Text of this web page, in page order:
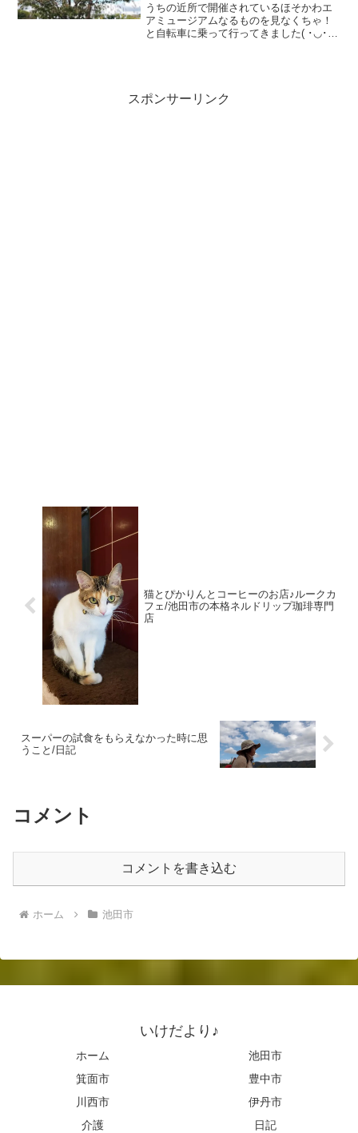
うちの近所で開催されているほそかわエ
アミュージアムなるものを見なくちゃ！
と自転車に乗って行ってきました( ･◡･
スポンサーリンク
猫とぴかりんとコーヒーのお店♪ルークカ
フェ/池田市の本格ネルドリップ珈琲専門
店
スーパーの試食をもらえなかった時に思
うこと/日記
コメント
コメントを書き込む
ホーム 池田市
いけだより♪
ホーム
池田市
箕面市
豊中市
川西市
伊丹市
介護
日記